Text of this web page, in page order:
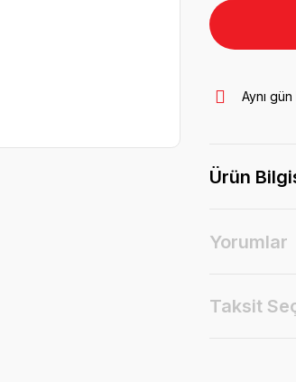
Aynı
Ürün
Yorumlar
Taksit